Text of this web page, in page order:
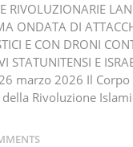
RIVOLUZIONARIE
ONDATA DI
E CON DRONI
STATUNITENSI E
marzo 2026 Il Corpo
Rivoluzione